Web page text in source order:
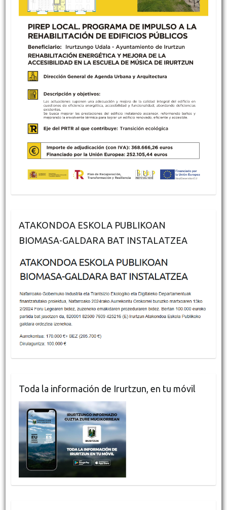
ATAKONDOA ESKOLA PUBLIKOAN
BIOMASA-GALDARA BAT INSTALATZEA
Toda la información de Irurtzun, en tu móvil